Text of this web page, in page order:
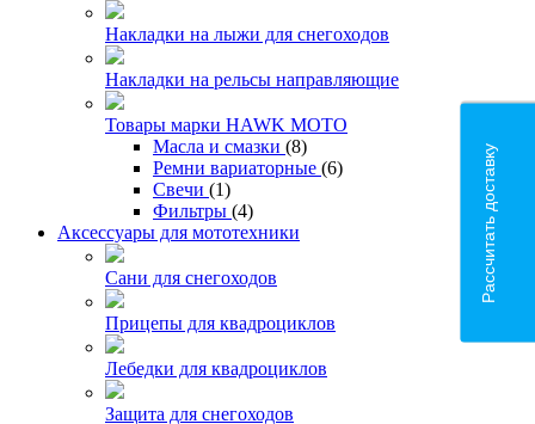
Накладки на лыжи для снегоходов
Накладки на рельсы направляющие
Товары марки HAWK MOTO
Масла и смазки (8)
Ремни вариаторные (6)
Свечи (1)
Фильтры (4)
Аксессуары для мототехники
Сани для снегоходов
Прицепы для квадроциклов
Лебедки для квадроциклов
Защита для снегоходов
Рассчитать доставку